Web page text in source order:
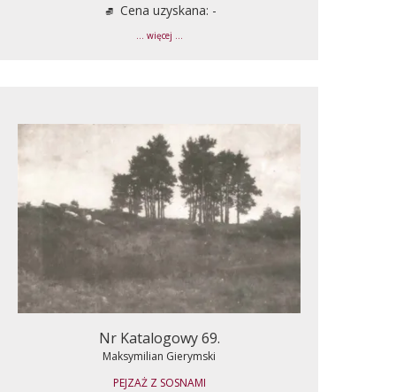
Cena uzyskana: -
... więcej ...
Nr Katalogowy 69.
Maksymilian Gierymski
PEJZAŻ Z SOSNAMI